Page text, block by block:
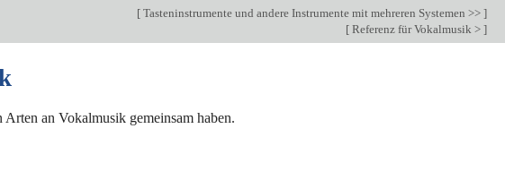
[ Tasteninstrumente und andere Instrumente mit mehreren Systemen >> ]
[ Referenz für Vokalmusik > ]
an Vokalmusik gemeinsam haben.